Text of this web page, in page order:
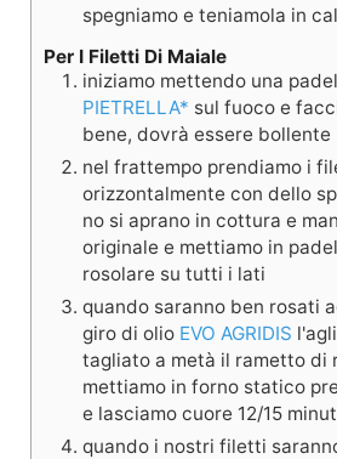
spegniamo e teniamola in
Per I Filetti Di Maiale
iniziamo mettendo una
PIETRELLA* sul fuoco e
bene, dovrà essere bollente
nel frattempo prendiamo i
orizzontalmente con dello
no si aprano in cottura e
originale e mettiamo in
rosolare su tutti i lati
quando saranno ben rosati
giro di olio EVO AGRIDIS
tagliato a metà il rametto di
mettiamo in forno statico
e lasciamo cuore 12/15
quando i nostri filetti